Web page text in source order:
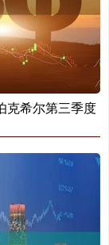
克希尔第三季度